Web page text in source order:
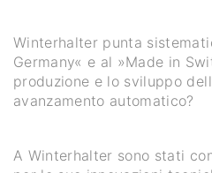
Winterhalter punta
Germany« e al »Made in
produzione e lo sviluppo
avanzamento automatico?
A Winterhalter sono stati